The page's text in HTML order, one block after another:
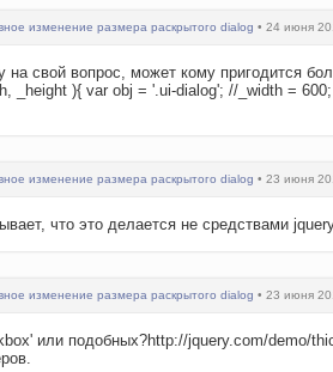
изменение размера раскрытого dialog • 24 июня
на свой вопрос, может кому пригодится
_height ){ var obj = '.ui-dialog'; //_width =
изменение размера раскрытого dialog • 23 июня
что это делается не средствами
изменение размера раскрытого dialog • 23 июня
или подобных?http://jquery.com/demo/